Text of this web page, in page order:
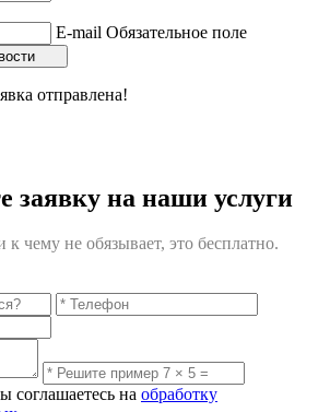
E-mail Обязательное поле
заявку на наши услуги
к чему не обязывает, это бесплатно.
соглашаетесь на обработку